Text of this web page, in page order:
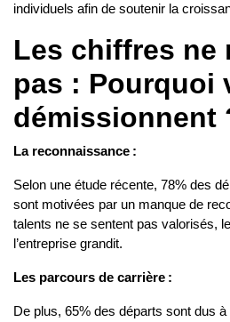
individuels afin de soutenir la
Les chiffres ne
pas : Pourquoi
démissionnent
La reconnaissance :
Selon une étude récente, 78% des
sont motivées par un manque de
talents ne se sentent pas valorisés,
l’entreprise grandit.
Les parcours de carrière :
De plus, 65% des départs sont dus à